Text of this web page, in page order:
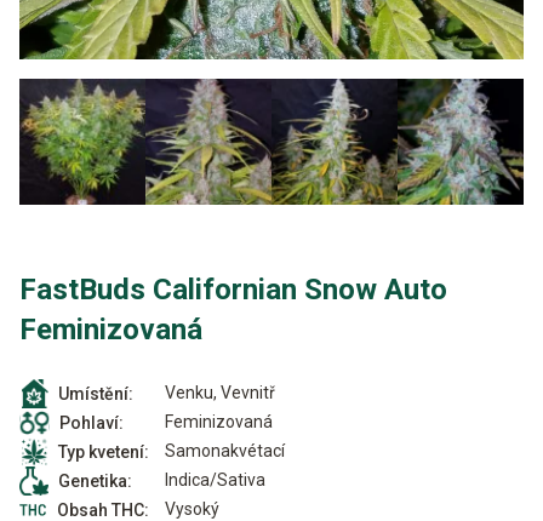
FastBuds Californian Snow Auto
Feminizovaná
Umístění:
Venku, Vevnitř
Pohlaví:
Feminizovaná
Typ kvetení:
Samonakvétací
Genetika:
Indica/Sativa
Obsah THC:
Vysoký